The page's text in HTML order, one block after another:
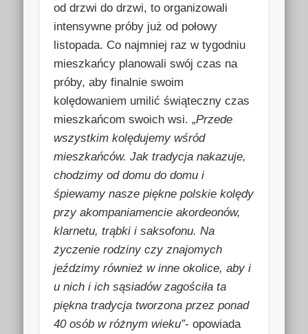
od drzwi do drzwi, to organizowali
intensywne próby już od połowy
listopada. Co najmniej raz w tygodniu
mieszkańcy planowali swój czas na
próby, aby finalnie swoim
kolędowaniem umilić świąteczny czas
mieszkańcom swoich wsi. „Przede
wszystkim kolędujemy wśród
mieszkańców. Jak tradycja nakazuje,
chodzimy od domu do domu i
śpiewamy nasze piękne polskie kolędy
przy akompaniamencie akordeonów,
klarnetu, trąbki i saksofonu. Na
życzenie rodziny czy znajomych
jeździmy również w inne okolice, aby i
u nich i ich sąsiadów zagościła ta
piękna tradycja tworzona przez ponad
40 osób w różnym wieku”-opowiada